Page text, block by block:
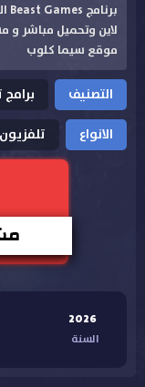
لاين وتحميل مباشر
موقع سيما كلوب
التصنيف
برامج
الانواع
2026
السنة